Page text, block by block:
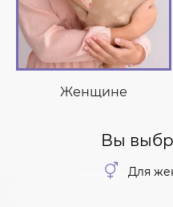
Женщине
Вы
Для